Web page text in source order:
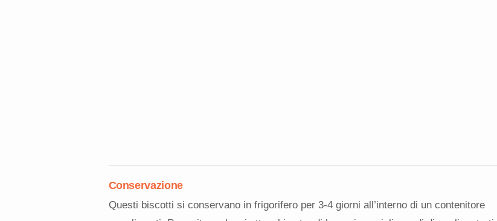
Conservazione
Questi biscotti si conservano in frigorifero per 3-4 giorni all’interno di un contenitore